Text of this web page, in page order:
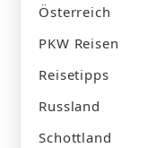
Österreich
PKW Reisen
Reisetipps
Russland
Schottland